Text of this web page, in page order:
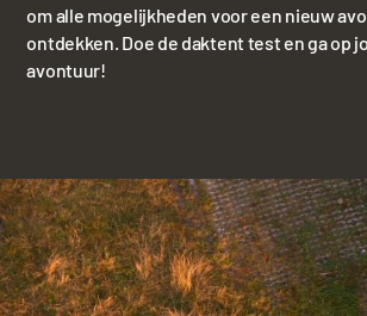
om alle mogelijkheden voor een nieuw
ontdekken. Doe de daktent test en ga op
avontuur!